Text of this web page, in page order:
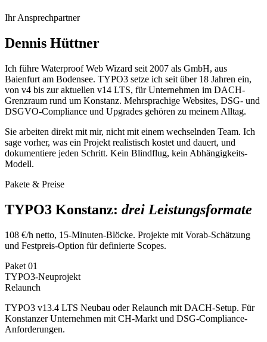
Ihr Ansprechpartner
Dennis Hüttner
Ich führe Waterproof Web Wizard seit 2007 als GmbH, aus
Baienfurt am Bodensee. TYPO3 setze ich seit über 18 Jahren ein,
von v4 bis zur aktuellen v14 LTS, für Unternehmen im DACH-
Grenzraum rund um Konstanz. Mehrsprachige Websites, DSG- und
DSGVO-Compliance und Upgrades gehören zu meinem Alltag.
Sie arbeiten direkt mit mir, nicht mit einem wechselnden Team. Ich
sage vorher, was ein Projekt realistisch kostet und dauert, und
dokumentiere jeden Schritt. Kein Blindflug, kein Abhängigkeits-
Modell.
Pakete & Preise
TYPO3 Konstanz: drei Leistungsformate
108 €/h netto, 15-Minuten-Blöcke. Projekte mit Vorab-Schätzung
und Festpreis-Option für definierte Scopes.
Paket 01
TYPO3-Neuprojekt
Relaunch
TYPO3 v13.4 LTS Neubau oder Relaunch mit DACH-Setup. Für
Konstanzer Unternehmen mit CH-Markt und DSG-Compliance-
Anforderungen.